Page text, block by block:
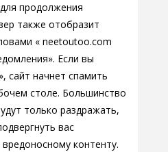
продолжения
также отобразит
« neetoutoo.com
Если вы
сайт начнет спамить
столе. Большинство
только раздражать,
вас
контенту.